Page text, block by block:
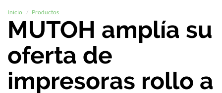
Inicio Productos
MUTOH amplía su
oferta de
impresoras rollo a